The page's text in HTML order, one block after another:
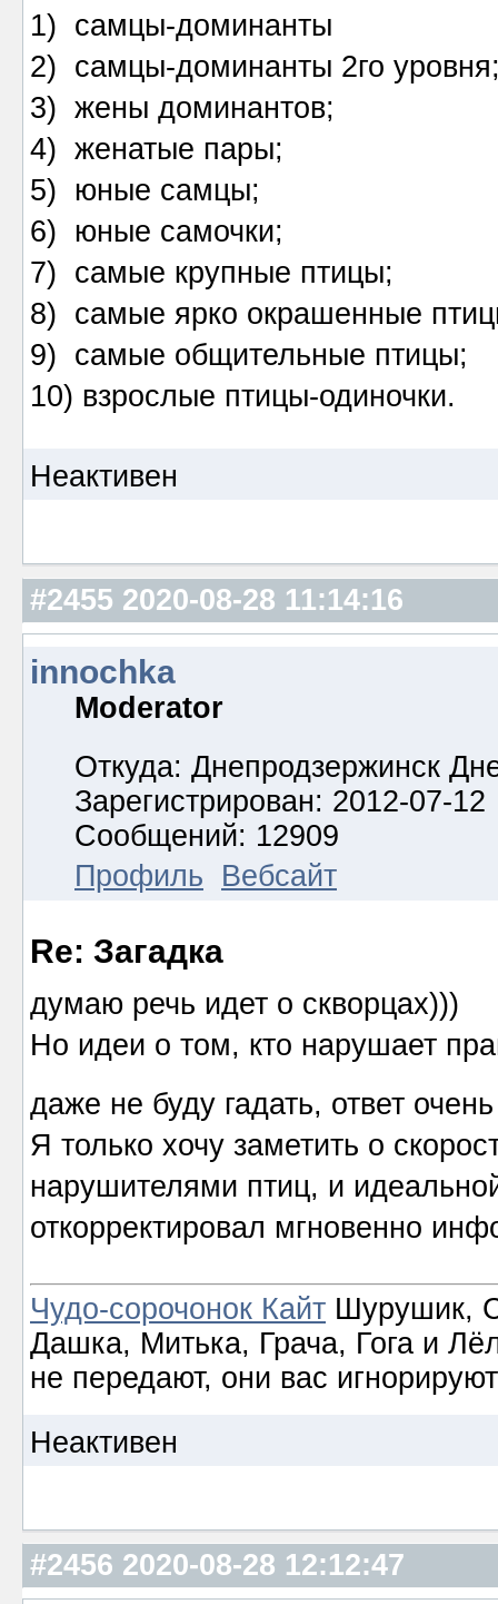
1) самцы-доминанты
2) самцы-доминанты 2го
3) жены доминантов;
4) женатые пары;
5) юные самцы;
6) юные самочки;
7) самые крупные птицы;
8) самые ярко окрашенные
9) самые общительные птицы;
10) взрослые птицы-одиночки.
Неактивен
#2455 2020-08-28 11:14:16
innochka
Moderator
Откуда: Днепродзержинск
Зарегистрирован: 2012-07-12
Сообщений: 12909
Профиль
Вебсайт
Re: Загадка
думаю речь идет о скворцах)))
Но идеи о том, кто нарушает
даже не буду гадать, ответ
Я только хочу заметить о
нарушителями птиц, и
откорректировал мгновенно
Чудо-сорочонок Кайт Шурушик,
Дашка, Митька, Грача, Гога и
не передают, они вас игнорируют
Неактивен
#2456 2020-08-28 12:12:47